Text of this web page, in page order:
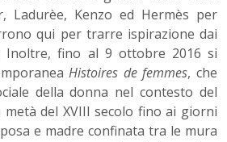
Ladurèe, Kenzo ed Hermès per
qui per trarre ispirazione dai
Inoltre, fino al 9 ottobre 2016 si
Histoires de femmes, che
della donna nel contesto del
metà del XVIII secolo fino ai giorni
e madre confinata tra le mura